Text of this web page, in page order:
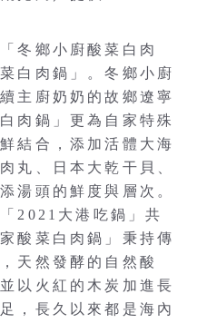
冬鄉小廚酸菜白肉
白肉鍋」。冬鄉小廚
主廚奶奶的故鄉遼寧
肉鍋」更為自家特殊
結合，添加活體大海
丸、日本大乾干貝、
湯頭的鮮度與層次。
2021大港吃鍋」共
酸菜白肉鍋」秉持傳
天然發酵的自然酸
以火紅的木炭加進長
，長久以來都是海內